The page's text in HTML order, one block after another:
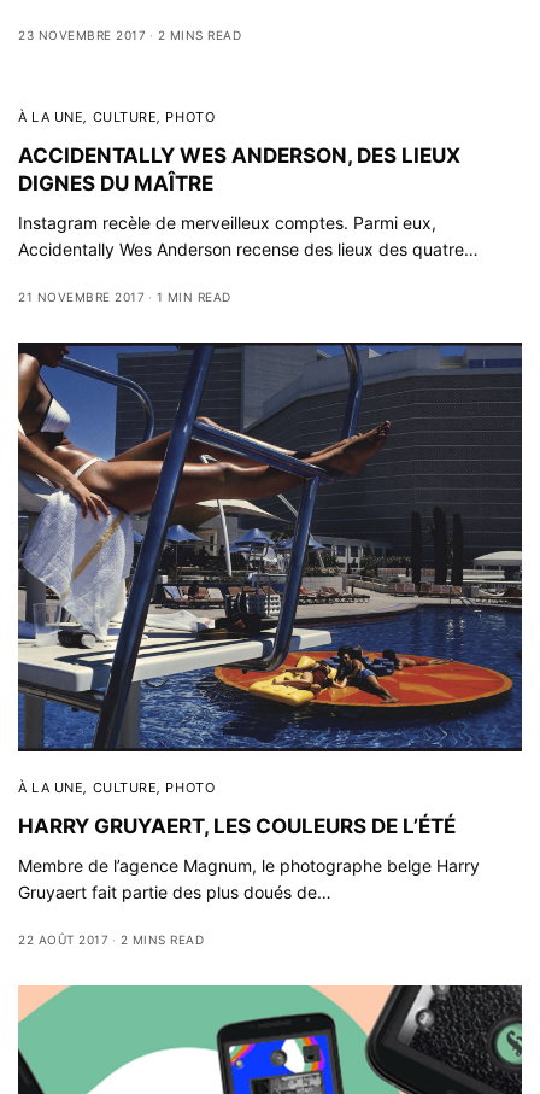
23 NOVEMBRE 2017 2 MINS READ
À LA UNE, CULTURE, PHOTO
ACCIDENTALLY WES ANDERSON, DES LIEUX
DIGNES DU MAÎTRE
Instagram recèle de merveilleux comptes. Parmi eux,
Accidentally Wes Anderson recense des lieux des quatre…
21 NOVEMBRE 2017 1 MIN READ
À LA UNE, CULTURE, PHOTO
HARRY GRUYAERT, LES COULEURS DE L’ÉTÉ
Membre de l’agence Magnum, le photographe belge Harry
Gruyaert fait partie des plus doués de…
22 AOÛT 2017 2 MINS READ